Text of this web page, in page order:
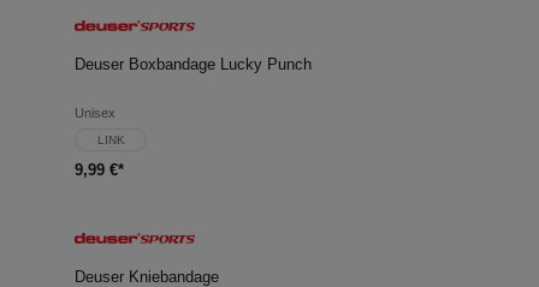
Deuser Boxbandage Lucky Punch
Unisex
LINK
9,99 €*
Deuser Kniebandage